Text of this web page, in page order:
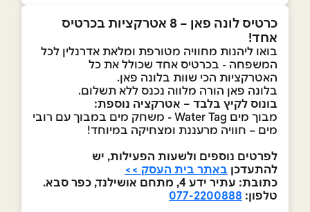
כרטיס לונה פאן – 8 אטרקציות בכרטיס
אחד!
בואו ליהנות מחוויה מטורפת ומלאת אדרנלין לכל
המשפחה - בכרטיס אחד שכולל את כל
האטרקציות הכי שוות בלונה פאן.
בלונה פאן הורה מלווה נכנס ללא תשלום.
בונוס לקיץ בלבד – אטרקציה נוספת:
מבוך מים Water Tag - משחק מים במבוך עם רובי
מים – חוויה מרעננת ומצחיקה במיוחד!
לפרטים נוספים ולשעות הפעילות, יש
להתעדכן באתר בית העסק >>
כתובת: עתיר ידע 4, מתחם אושילנד, כפר סבא.
טלפון: 077-2200888